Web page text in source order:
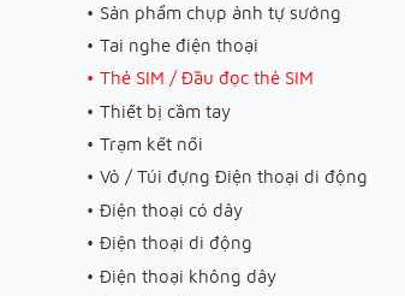
Sản phẩm chụp ảnh tự sướng
Tai nghe điện thoại
Thẻ SIM / Đầu đọc thẻ SIM
Thiết bị cầm tay
Trạm kết nối
Vỏ / Túi đựng Điện thoại di động
Điện thoại có dây
Điện thoại di động
Điện thoại không dây